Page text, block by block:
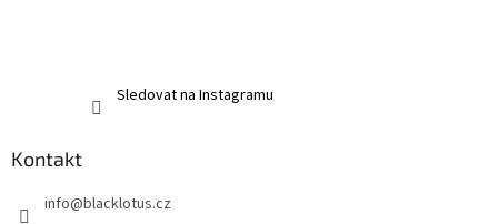
Sledovat na Instagramu
Kontakt
info@blacklotus.cz